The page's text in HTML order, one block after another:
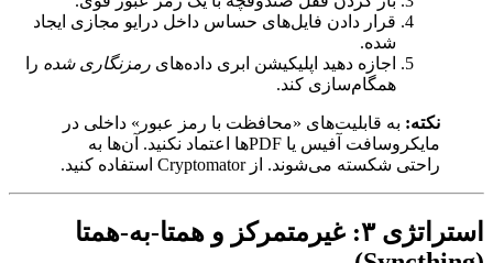
قرار دادن فایل‌های حساس داخل درایو مجازی ایجاد
شده.
اجازه دهید اپلیکیشن ابری داده‌های رمزنگاری شده را
همگام‌سازی کند.
نکته: به قابلیت‌های «محافظت با رمز عبور» داخلی در
مایکروسافت آفیس یا PDFها اعتماد نکنید. آن‌ها به
راحتی شکسته می‌شوند. از Cryptomator استفاده کنید.
استراتژی ۳: غیرمتمرکز و همتا-به-همتا